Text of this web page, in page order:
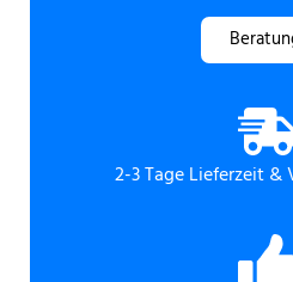
2-3 Tage Lieferzeit &